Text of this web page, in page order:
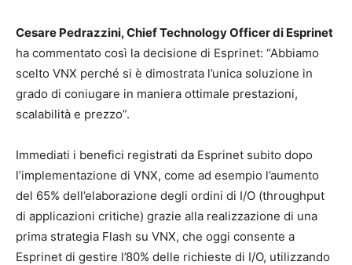
Cesare Pedrazzini, Chief Technology Officer di Esprinet
ha commentato così la decisione di Esprinet: “Abbiamo
scelto VNX perché si è dimostrata l’unica soluzione in
grado di coniugare in maniera ottimale prestazioni,
scalabilità e prezzo”.
Immediati i benefici registrati da Esprinet subito dopo
l’implementazione di VNX, come ad esempio l’aumento
del 65% dell’elaborazione degli ordini di I/O (throughput
di applicazioni critiche) grazie alla realizzazione di una
prima strategia Flash su VNX, che oggi consente a
Esprinet di gestire l’80% delle richieste di I/O, utilizzando